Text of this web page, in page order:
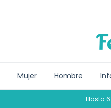
Mujer Hombre
Hasta